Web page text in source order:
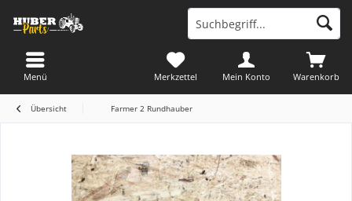
Warenkorb
Merkzettel Mein Konto
Menü
Übersicht Farmer 2 Rundhauber